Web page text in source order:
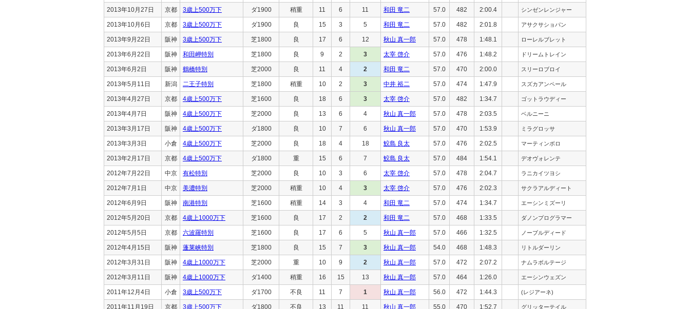
2013年10月27日 京都 3歳上500万下 ダ1900 稍重 11 6 11 和田 竜二 57.0 482 2:00.4 シンゼンレンジャー
2013年10月6日 京都 3歳上500万下 ダ1900 良 15 3 5 和田 竜二 57.0 482 2:01.8 アサクサショパン
2013年9月22日 阪神 3歳上500万下 芝1800 良 17 6 12 秋山 真一郎 57.0 478 1:48.1 ローレルブレット
2013年6月22日 阪神 和田岬特別 芝1800 良 9 2 3 太宰 啓介 57.0 476 1:48.2 ドリームトレイン
2013年6月2日 阪神 鶴橋特別 芝2000 良 11 4 2 和田 竜二 57.0 470 2:00.0 スリーロブロイ
2013年5月11日 新潟 二王子特別 芝1800 稍重 10 2 3 中井 裕二 57.0 474 1:47.9 スズカアンペール
2013年4月27日 京都 4歳上500万下 芝1600 良 18 6 3 太宰 啓介 57.0 482 1:34.7 ゴットラウディー
2013年4月7日 阪神 4歳上500万下 芝2000 良 13 6 4 秋山 真一郎 57.0 478 2:03.5 ベルニーニ
2013年3月17日 阪神 4歳上500万下 ダ1800 良 10 7 6 秋山 真一郎 57.0 470 1:53.9 ミラグロッサ
2013年3月3日 小倉 4歳上500万下 芝2000 良 18 4 18 鮫島 良太 57.0 476 2:02.5 マーティンボロ
2013年2月17日 京都 4歳上500万下 ダ1800 重 15 6 7 鮫島 良太 57.0 484 1:54.1 デオヴォレンテ
2012年7月22日 中京 有松特別 芝2000 良 10 3 6 太宰 啓介 57.0 478 2:04.7 ラニカイツヨシ
2012年7月1日 中京 美濃特別 芝2000 稍重 10 4 3 太宰 啓介 57.0 476 2:02.3 サクラアルディート
2012年6月9日 阪神 南港特別 芝1600 稍重 14 3 4 和田 竜二 57.0 474 1:34.7 エーシンミズーリ
2012年5月20日 京都 4歳上1000万下 芝1600 良 17 2 2 和田 竜二 57.0 468 1:33.5 ダノンプログラマー
2012年5月5日 京都 六波羅特別 芝1600 良 17 6 5 秋山 真一郎 57.0 466 1:32.5 ノーブルディード
2012年4月15日 阪神 蓬莱峡特別 芝1800 良 15 7 3 秋山 真一郎 54.0 468 1:48.3 リトルダーリン
2012年3月31日 阪神 4歳上1000万下 芝2000 重 10 9 2 秋山 真一郎 57.0 472 2:07.2 ナムラボルテージ
2012年3月11日 阪神 4歳上1000万下 ダ1400 稍重 16 15 13 秋山 真一郎 57.0 464 1:26.0 エーシンウェズン
2011年12月4日 小倉 3歳上500万下 ダ1700 不良 11 7 1 秋山 真一郎 56.0 472 1:44.3 (レジアーネ)
2011年11月19日 京都 3歳上500万下 ダ1800 不良 13 11 11 秋山 真一郎 55.0 470 1:52.7 グリッターテイル